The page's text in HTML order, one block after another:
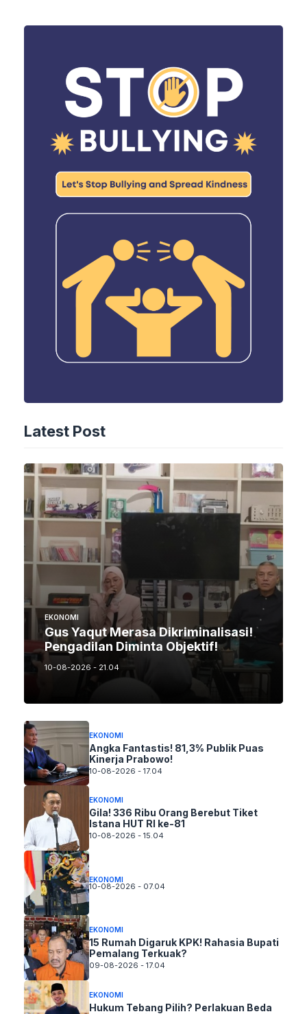
Latest Post
EKONOMI
Gus Yaqut Merasa Dikriminalisasi!
Pengadilan Diminta Objektif!
10-08-2026 - 21.04
EKONOMI
Angka Fantastis! 81,3% Publik Puas
Kinerja Prabowo!
10-08-2026 - 17.04
EKONOMI
Gila! 336 Ribu Orang Berebut Tiket
Istana HUT RI ke-81
10-08-2026 - 15.04
EKONOMI
10-08-2026 - 07.04
EKONOMI
15 Rumah Digaruk KPK! Rahasia Bupati
Pemalang Terkuak?
09-08-2026 - 17.04
EKONOMI
Hukum Tebang Pilih? Perlakuan Beda